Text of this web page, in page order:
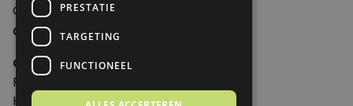
Contact
Contactgegevens
Genoeg
Postbus 595 - 3700 AN Zeist
Huis ter Heideweg 13 - 3705MA Zeist
PRESTATIE
TARGETING
FUNCTIONEEL